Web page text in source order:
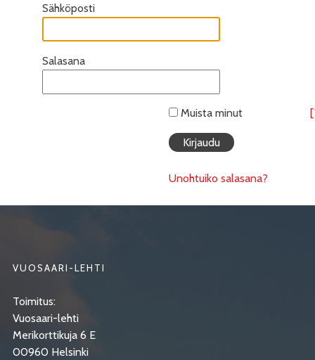
Sähköposti
Salasana
Muista minut
Unohtuiko salasana?
VUOSAARI-LEHTI
Toimitus:
Vuosaari-lehti
Merikorttikuja 6 E
00960 Helsinki